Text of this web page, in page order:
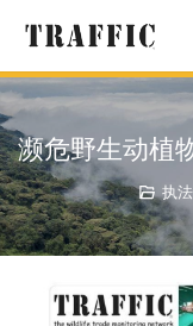
濒危野生动植
执